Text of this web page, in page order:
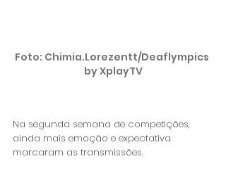
Foto: Chimia.Lorezentt/Deaflympics
by XplayTV
Na segunda semana de competições,
ainda mais emoção e expectativa
marcaram as transmissões.